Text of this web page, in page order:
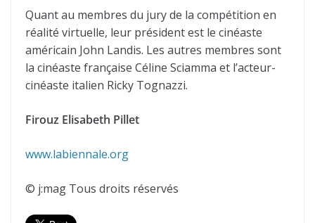
Quant au membres du jury de la compétition en
réalité virtuelle, leur président est le cinéaste
américain John Landis. Les autres membres sont
la cinéaste française Céline Sciamma et l’acteur-
cinéaste italien Ricky Tognazzi.
Firouz Elisabeth Pillet
www.labiennale.org
© j:mag Tous droits réservés